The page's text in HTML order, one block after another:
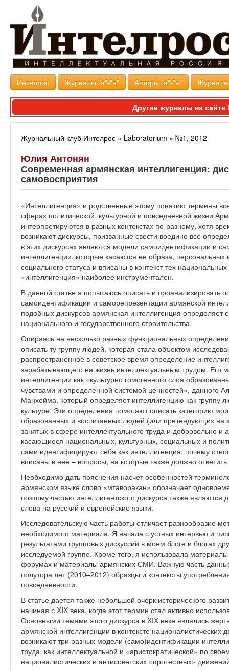
Интелрос Журналы "а"-"я" Авторы "а"-"я"
Другие журналы на
Журнальный клуб Интелрос » Laboratorium » №1, 2012
Юлия Антонян
Современная армянская интеллигенция:
самовосприятия
«Интеллигенция» и родственные этому понятию термины
сферах политической, культурной и повседневной жизни
интерпретируются в разных контекстах по-разному, хотя
возникают дискурсы, призванные свести воедино все
в этих дискурсах являются модели самоидентификации и
интеллигенции, которые касаются ее образа,
социального статуса и вписаны в контекст тех
«интеллигенция» наиболее инструментален.
В данной статье я попытаюсь описать и проанализировать
самоидентификации и саморепрезентации армянской
подобных дискурсов армянская интеллигенция определяет
национального и государственного строительства.
Опираясь на несколько разных функциональных
описать ту группу людей, которая стала объектом
распространенное в советское время определение
зарабатывающего на жизнь интеллектуальным трудом. Его
интеллигенции как «культурно гомогенного слоя
чувствами и определенной системой ценностей», данного
Манхейма, который определяет интеллигенцию как группу
культуре. Эти определения помогают описать категорию
образованных и воспитанных людей (или претендующих на
занятых в сфере интеллектуального труда и добровольно и
касающиеся национальных, культурных, социальных и
сами идентифицируют себя как интеллигенция, почему
вписаны в нее – вопросы, на которые также должно
Необходимо дать пояснения насчет особенностей
армянском языке слово «мтаворакан» обозначает
поэтому частью интеллигентского дискурса также являются
слова на русский и европейские языки.
Исследовательскую часть работы отличает разнообразие
необходимого материала. Я начала с устных интервью и
результатами групповых дискуссий в моем блоге и блогах
исследуемой группе. Кроме того, я использовала
форумах и материалы армянских СМИ. Важную часть
полутора лет (2010–2012) образцы и контексты
повседневности.
В статье дается также небольшой очерк исторического
начиная с XIX века, когда этот термин стал активно
Основными темами этого дискурса в XIX веке являлись
армянской интеллигенции в контексте националистических
возникают три разных модели (само)идентификации
труда, как интеллектуальной и «аристократической» по
националистических и антисоветских «протестных»